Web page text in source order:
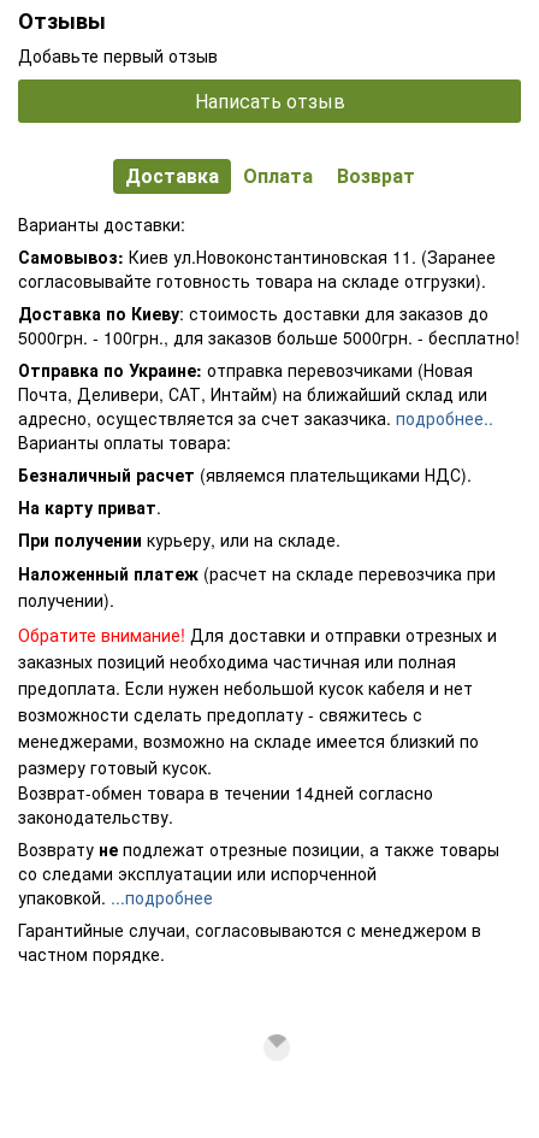
Отзывы
Добавьте первый отзыв
Написать отзыв
Доставка Оплата Возврат
Варианты доставки:
Самовывоз: Киев ул.Новоконстантиновская 11. (Заранее
согласовывайте готовность товара на складе отгрузки).
Доставка по Киеву: стоимость доставки для заказов до
5000грн. - 100грн., для заказов больше 5000грн. - бесплатно!
Отправка по Украине: отправка перевозчиками (Новая
Почта, Деливери, САТ, Интайм) на ближайший склад или
адресно, осуществляется за счет заказчика. подробнее..
Варианты оплаты товара:
Безналичный расчет (являемся плательщиками НДС).
На карту приват.
При получении курьеру, или на складе.
Наложенный платеж (расчет на складе перевозчика при
получении).
Обратите внимание! Для доставки и отправки отрезных и
заказных позиций необходима частичная или полная
предоплата. Если нужен небольшой кусок кабеля и нет
возможности сделать предоплату - свяжитесь с
менеджерами, возможно на складе имеется близкий по
размеру готовый кусок.
Возврат-обмен товара в течении 14дней согласно
законодательству.
Возврату не подлежат отрезные позиции, а также товары
со следами эксплуатации или испорченной
упаковкой. ...подробнее
Гарантийные случаи, согласовываются с менеджером в
частном порядке.